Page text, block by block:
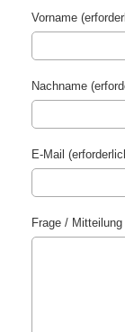
Vorname
Nachname
E-Mail
Frage /